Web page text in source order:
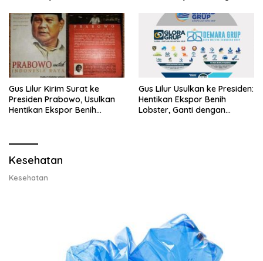
Gus Lilur Kirim Surat ke
Presiden Prabowo, Usulkan
Hentikan Ekspor Benih
Gus Lilur Usulkan ke Presiden:
Hentikan Ekspor Benih
Lobster, Ganti dengan
Kesehatan
Kesehatan